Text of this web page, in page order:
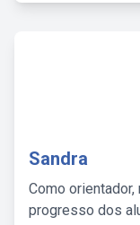
Sandra
Como
progresso dos